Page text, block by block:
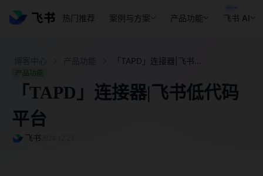
热门推荐 案例与方案 产品功能 飞书 AI
产品功能
「TAPD」连接器|飞书低代码
平台
飞书